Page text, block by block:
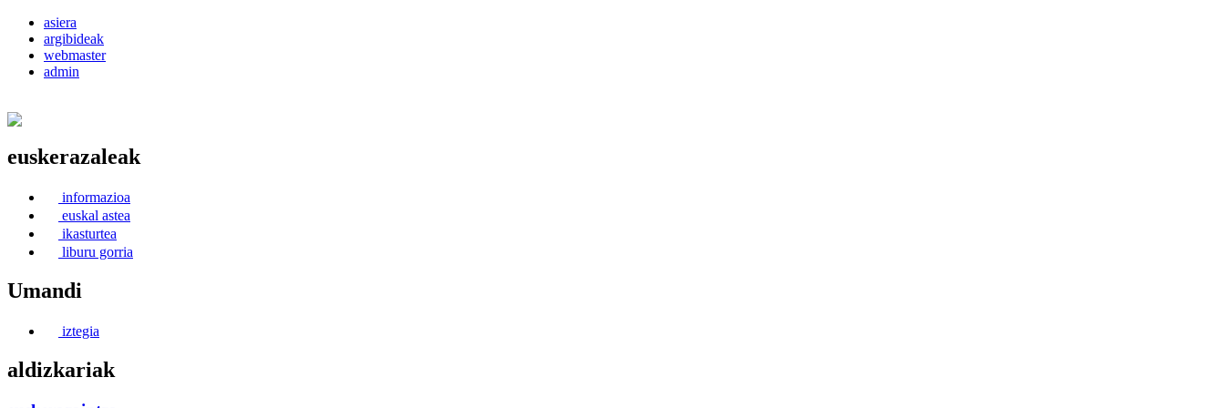
asiera
argibideak
webmaster
admin
euskerazaleak
informazioa
euskal astea
ikasturtea
liburu gorria
Umandi
iztegia
aldizkariak